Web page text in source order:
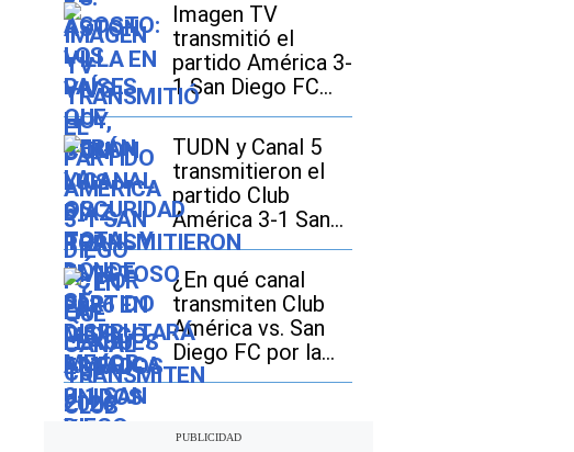
Imagen TV
transmitió el
partido América 3-
1 San Diego FC
por la Leagues
Cup 2026
TUDN y Canal 5
transmitieron el
partido Club
América 3-1 San
Diego FC por la
Leagues Cup 2026
¿En qué canal
transmiten Club
América vs. San
Diego FC por la
Leagues Cup 2026